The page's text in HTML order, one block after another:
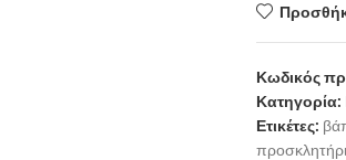
Κωδικός
Κατηγορία:
Ετικέτες: